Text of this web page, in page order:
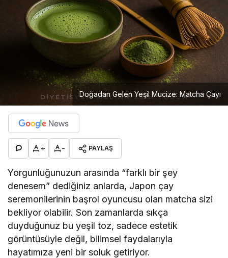
Doğadan Gelen Yeşil Mucize: Matcha Çayı
+ - PAYLAŞ
Yorgunluğunuzun arasında “farklı bir şey
denesem” dediğiniz anlarda, Japon çay
seremonilerinin başrol oyuncusu olan matcha sizi
bekliyor olabilir. Son zamanlarda sıkça
duyduğunuz bu yeşil toz, sadece estetik
görüntüsüyle değil, bilimsel faydalarıyla
hayatımıza yeni bir soluk getiriyor.